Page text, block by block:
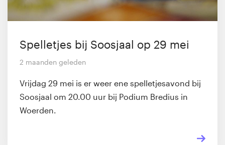
Spelletjes bij Soosjaal op 29 mei
2 maanden geleden
Vrijdag 29 mei is er weer ene spelletjesavond bij
Soosjaal om 20.00 uur bij Podium Bredius in
Woerden.